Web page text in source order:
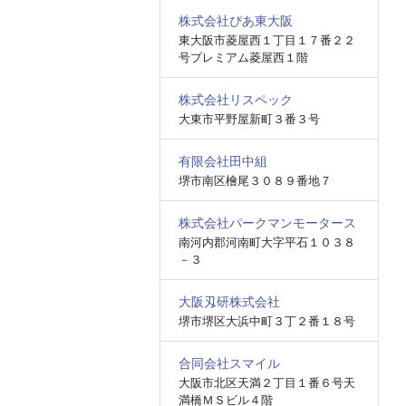
株式会社ぴあ東大阪
東大阪市菱屋西１丁目１７番２２
号プレミアム菱屋西１階
株式会社リスペック
大東市平野屋新町３番３号
有限会社田中組
堺市南区檜尾３０８９番地７
株式会社パークマンモータース
南河内郡河南町大字平石１０３８
－３
大阪刄研株式会社
堺市堺区大浜中町３丁２番１８号
合同会社スマイル
大阪市北区天満２丁目１番６号天
満橋ＭＳビル４階